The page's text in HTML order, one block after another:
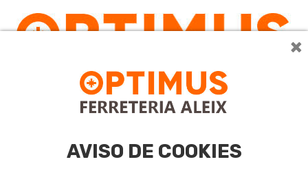
×
AVISO DE COOKIES